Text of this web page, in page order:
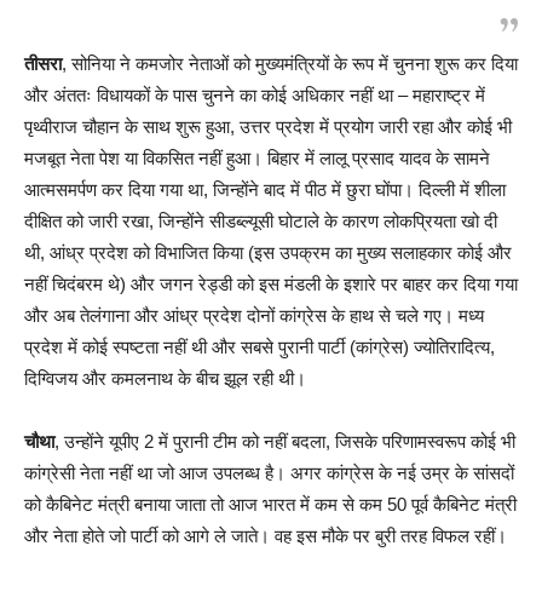
तीसरा, सोनिया ने कमजोर नेताओं को मुख्यमंत्रियों के रूप में चुनना शुरू कर दिया
और अंततः विधायकों के पास चुनने का कोई अधिकार नहीं था – महाराष्ट्र में
पृथ्वीराज चौहान के साथ शुरू हुआ, उत्तर प्रदेश में प्रयोग जारी रहा और कोई भी
मजबूत नेता पेश या विकसित नहीं हुआ। बिहार में लालू प्रसाद यादव के सामने
आत्मसमर्पण कर दिया गया था, जिन्होंने बाद में पीठ में छुरा घोंपा। दिल्ली में शीला
दीक्षित को जारी रखा, जिन्होंने सीडब्ल्यूसी घोटाले के कारण लोकप्रियता खो दी
थी, आंध्र प्रदेश को विभाजित किया (इस उपक्रम का मुख्य सलाहकार कोई और
नहीं चिदंबरम थे) और जगन रेड्डी को इस मंडली के इशारे पर बाहर कर दिया गया
और अब तेलंगाना और आंध्र प्रदेश दोनों कांग्रेस के हाथ से चले गए। मध्य
प्रदेश में कोई स्पष्टता नहीं थी और सबसे पुरानी पार्टी (कांग्रेस) ज्योतिरादित्य,
दिग्विजय और कमलनाथ के बीच झूल रही थी।
चौथा, उन्होंने यूपीए 2 में पुरानी टीम को नहीं बदला, जिसके परिणामस्वरूप कोई भी
कांग्रेसी नेता नहीं था जो आज उपलब्ध है। अगर कांग्रेस के नई उम्र के सांसदों
को कैबिनेट मंत्री बनाया जाता तो आज भारत में कम से कम 50 पूर्व कैबिनेट मंत्री
और नेता होते जो पार्टी को आगे ले जाते। वह इस मौके पर बुरी तरह विफल रहीं।